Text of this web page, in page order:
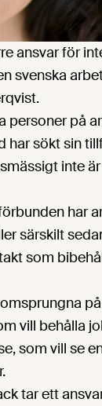
ansvar för
svenska
personer på
sökt sin
inte
har
särskilt
som
vill behålla
som vill se
tar ett